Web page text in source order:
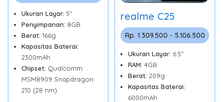
Ukuran Layar: 5"
Penyimpanan: 8GB
Berat: 166g
Kapasitas Baterai:
2300mAh
Chipset: Qualcomm
MSM8909 Snapdragon
210 (28 nm)
realme C25
Rp. 1.309.500 - 5.106.500
Ukuran Layar: 6.5"
RAM: 4GB
Berat: 209g
Kapasitas Baterai:
6000mAh